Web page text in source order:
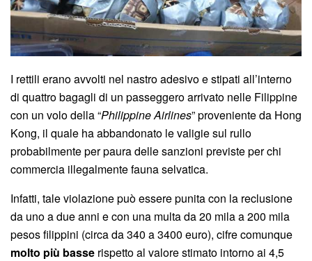
I rettili erano avvolti nel nastro adesivo e stipati all’interno
di quattro bagagli di un passeggero arrivato nelle Filippine
con un volo della “Philippine Airlines” proveniente da Hong
Kong, il quale ha abbandonato le valigie sul rullo
probabilmente per paura delle sanzioni previste per chi
commercia illegalmente fauna selvatica.
Infatti, tale violazione può essere punita con la reclusione
da uno a due anni e con una multa da 20 mila a 200 mila
pesos filippini (circa da 340 a 3400 euro), cifre comunque
molto più basse rispetto al valore stimato intorno ai 4,5